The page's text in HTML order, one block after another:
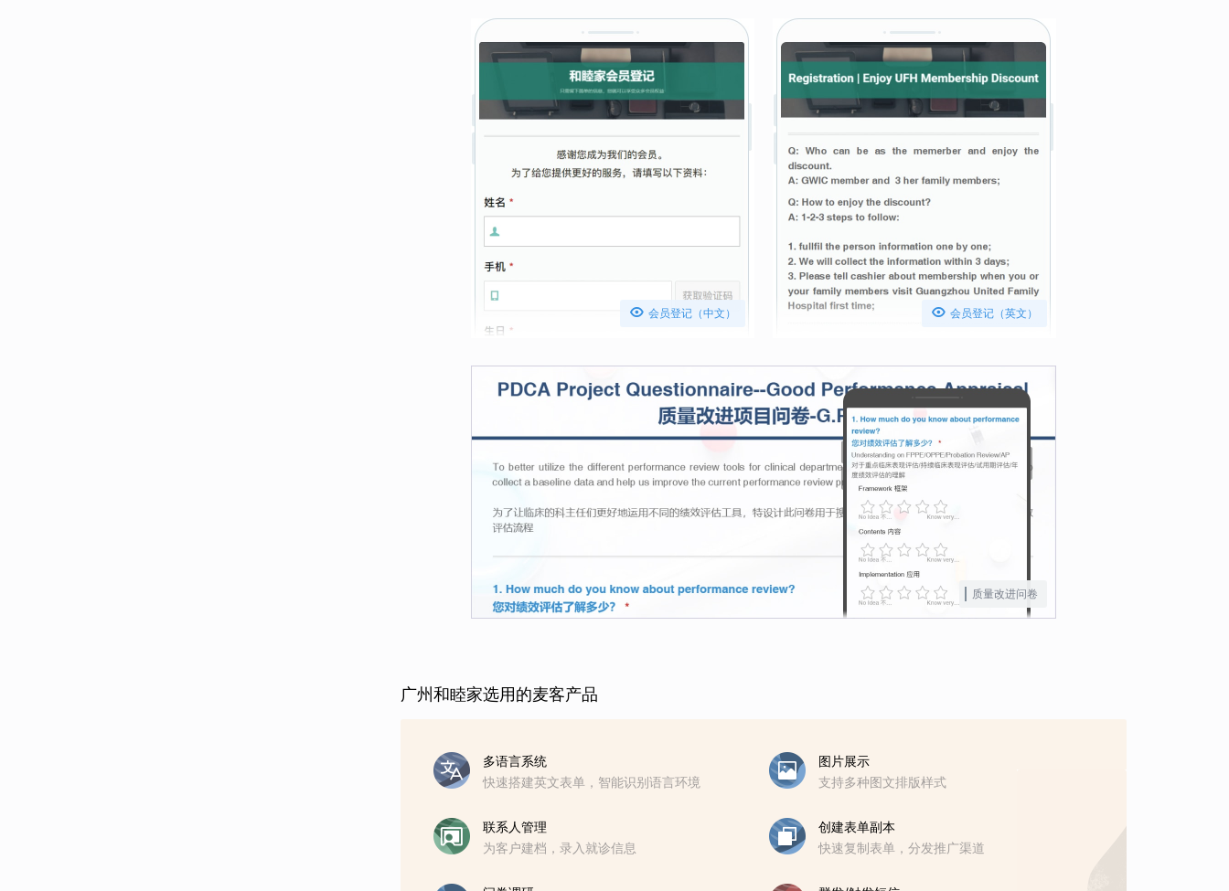
 会员登记（中文）  会员登记（英文）
质量改进问卷
广州和睦家选用的麦客产品
多语言系统
快速搭建英文表单，智能识别语言环境
图片展示
支持多种图文排版样式
联系人管理
为客户建档，录入就诊信息
创建表单副本
快速复制表单，分发推广渠道